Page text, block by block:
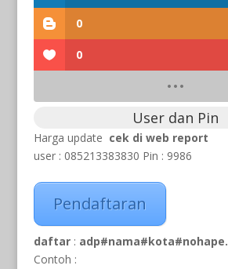
0
0
User dan Pin
Harga update cek di web report
user : 085213383830 Pin : 9986
Pendaftaran
daftar: adp#nama#kota#nohape.
Contoh :